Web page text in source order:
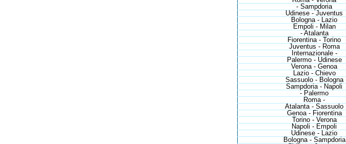
- Sampdoria
Udinese - Juventus
Bologna - Lazio
Empoli - Milan
- Atalanta
Fiorentina - Torino
Juventus - Roma
Internazionale -
Palermo - Udinese
Verona - Genoa
Lazio - Chievo
Sassuolo - Bologna
Sampdoria - Napoli
- Palermo
Roma -
Atalanta - Sassuolo
Genoa - Fiorentina
Torino - Verona
Napoli - Empoli
Udinese - Lazio
Bologna - Sampdoria